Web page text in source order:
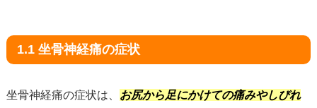
1.1 坐骨神経痛の症状
坐骨神経痛の症状は、 お尻から足にかけての痛みやしびれ